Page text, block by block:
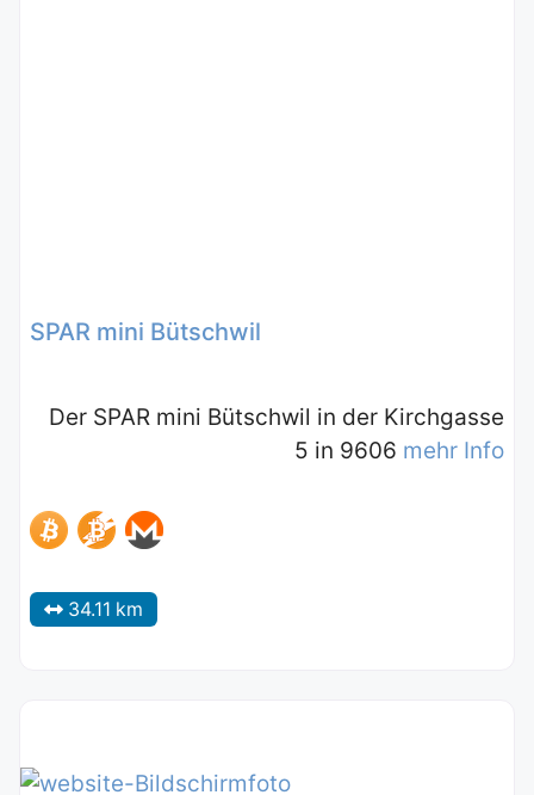
SPAR mini Bütschwil
Der SPAR mini Bütschwil in der Kirchgasse
5 in 9606 mehr Info
34.11 km